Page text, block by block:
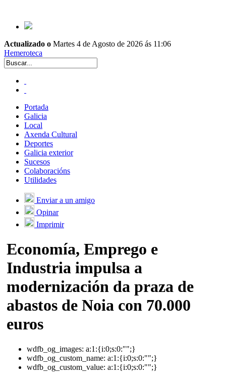
Actualizado o Martes 4 de Agosto de 2026 ás 11:06
Hemeroteca
Portada
Galicia
Local
Axenda Cultural
Deportes
Galicia exterior
Sucesos
Colaboracións
Utilidades
Enviar a un amigo
Opinar
Imprimir
Economía, Emprego e
Industria impulsa a
modernización da praza de
abastos de Noia con 70.000
euros
wdfb_og_images: a:1:{i:0;s:0:"";}
wdfb_og_custom_name: a:1:{i:0;s:0:"";}
wdfb_og_custom_value: a:1:{i:0;s:0:"";}